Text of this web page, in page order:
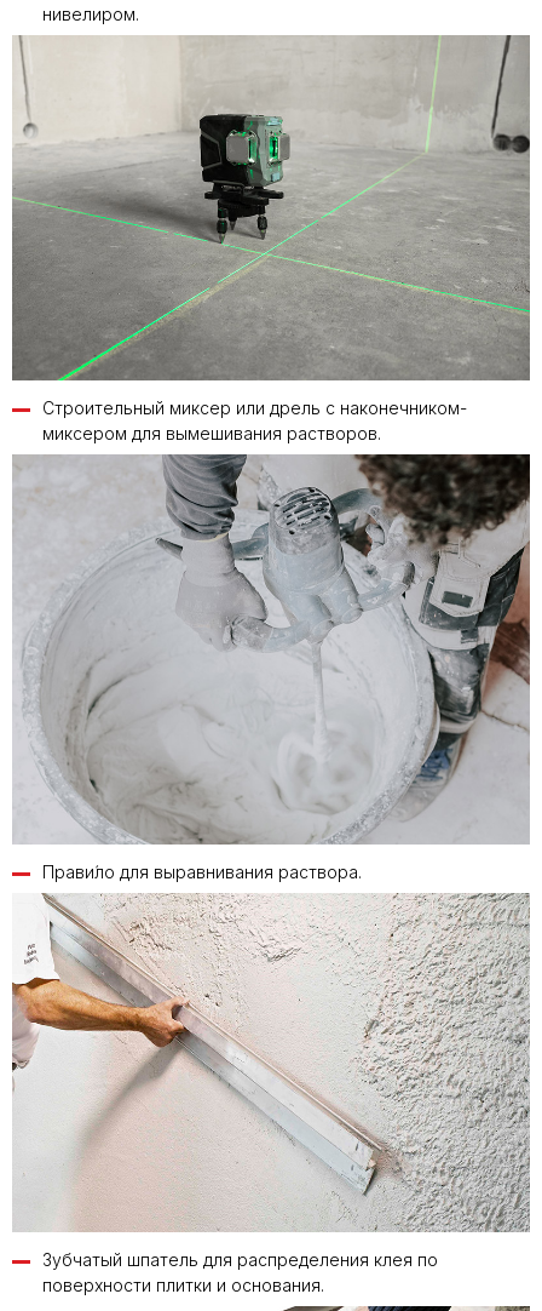
нивелиром.
Строительный миксер или дрель с наконечником-
миксером для вымешивания растворов.
Прави́ло для выравнивания раствора.
Зубчатый шпатель для распределения клея по
поверхности плитки и основания.